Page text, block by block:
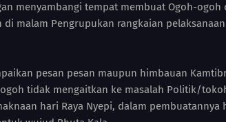
menyambangi tempat membuat Ogoh-ogoh
malam Pengrupukan rangkaian
pesan pesan maupun himbauan
tidak mengaitkan ke masalah Politik/
hari Raya Nyepi, dalam pembuatannya